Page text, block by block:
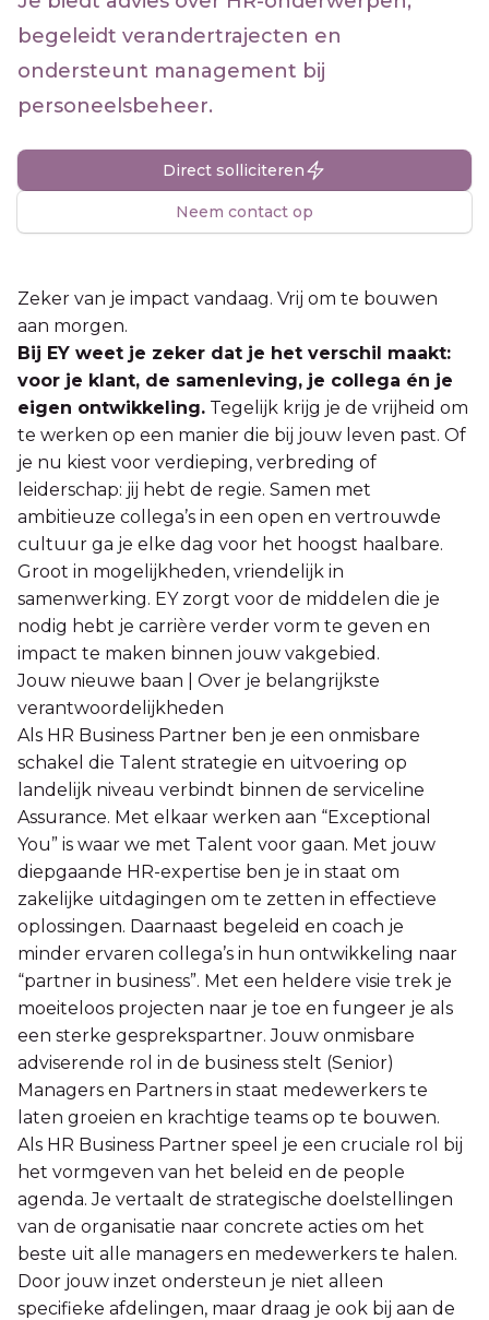
begeleidt verandertrajecten en
ondersteunt management bij
personeelsbeheer.
Direct solliciteren
Neem contact op
Zeker van je impact vandaag. Vrij om te bouwen
aan morgen.
Bij EY weet je zeker dat je het verschil maakt:
voor je klant, de samenleving, je collega én je
eigen ontwikkeling. Tegelijk krijg je de vrijheid om
te werken op een manier die bij jouw leven past. Of
je nu kiest voor verdieping, verbreding of
leiderschap: jij hebt de regie. Samen met
ambitieuze collega’s in een open en vertrouwde
cultuur ga je elke dag voor het hoogst haalbare.
Groot in mogelijkheden, vriendelijk in
samenwerking. EY zorgt voor de middelen die je
nodig hebt je carrière verder vorm te geven en
impact te maken binnen jouw vakgebied.
Jouw nieuwe baan | Over je belangrijkste
verantwoordelijkheden
Als HR Business Partner ben je een onmisbare
schakel die Talent strategie en uitvoering op
landelijk niveau verbindt binnen de serviceline
Assurance. Met elkaar werken aan “Exceptional
You” is waar we met Talent voor gaan. Met jouw
diepgaande HR-expertise ben je in staat om
zakelijke uitdagingen om te zetten in effectieve
oplossingen. Daarnaast begeleid en coach je
minder ervaren collega’s in hun ontwikkeling naar
“partner in business”. Met een heldere visie trek je
moeiteloos projecten naar je toe en fungeer je als
een sterke gesprekspartner. Jouw onmisbare
adviserende rol in de business stelt (Senior)
Managers en Partners in staat medewerkers te
laten groeien en krachtige teams op te bouwen.
Als HR Business Partner speel je een cruciale rol bij
het vormgeven van het beleid en de people
agenda. Je vertaalt de strategische doelstellingen
van de organisatie naar concrete acties om het
beste uit alle managers en medewerkers te halen.
Door jouw inzet ondersteun je niet alleen
specifieke afdelingen, maar draag je ook bij aan de